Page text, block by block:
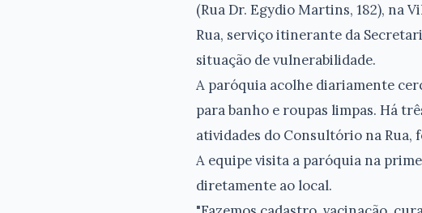
(Rua Dr. Egydio Martins, 182), na
Rua, serviço itinerante da
situação de vulnerabilidade.
A paróquia acolhe diariamente
para banho e roupas limpas. Há
atividades do Consultório na Rua,
A equipe visita a paróquia na
diretamente ao local.